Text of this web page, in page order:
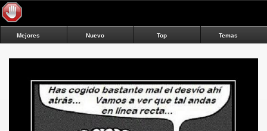
Mejores Nuevo Top Temas